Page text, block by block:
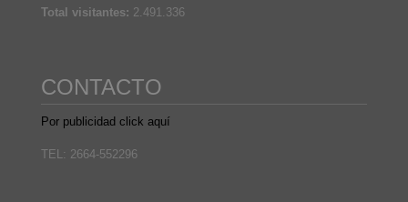
Total visitantes: 2.491.336
CONTACTO
Por publicidad click aquí
TEL: 2664-552296